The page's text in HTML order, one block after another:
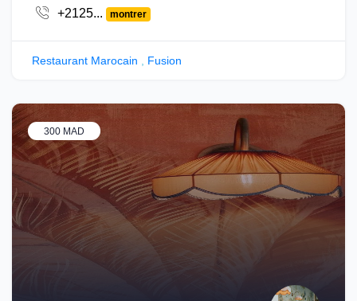
+2125...
montrer
Restaurant Marocain Fusion
300 MAD